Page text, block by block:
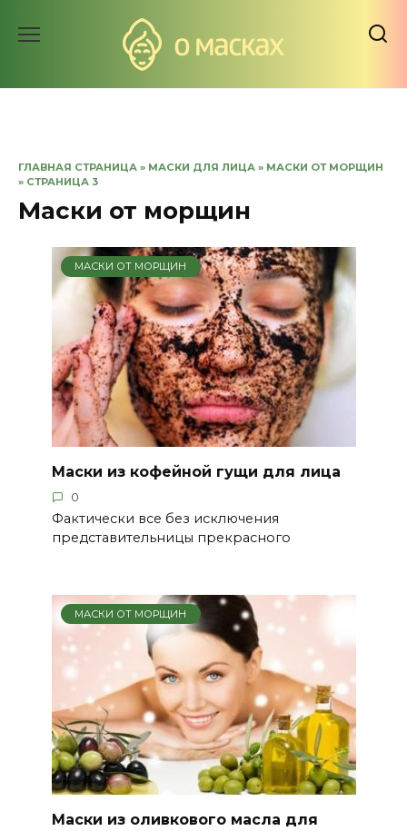
ГЛАВНАЯ СТРАНИЦА » МАСКИ ДЛЯ ЛИЦА » МАСКИ ОТ МОРЩИН
» СТРАНИЦА 3
Маски от морщин
МАСКИ ОТ МОРЩИН
Маски из кофейной гущи для лица
0
Фактически все без исключения
представительницы прекрасного
МАСКИ ОТ МОРЩИН
Маски из оливкового масла для